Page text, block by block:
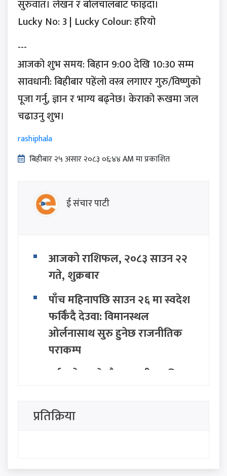
सुरुवात। लेखन र बोलचालबाट फाइदा।
Lucky No: 3 | Lucky Colour: हरियो
---
आजको शुभ समय: बिहान 9:00 देखि 10:30 सम्म
सावधानी: बिहीबार पहेंलो वस्त्र लगाएर गुरु/विष्णुको
पूजा गर्नु, ज्ञान र भाग्य बढ्नेछ। केराको रूखमा जल
चढाउनु शुभ।
rashiphala
बिहीबार २५ असार २०८३ ०६:४४ AM मा प्रकाशित
ई संचार पाटी
आजको राशिफल, २०८३ साउन २२
गते, शुक्रबार
पाँच महिनापछि साउन २६ मा स्वदेश
फर्किँदै देउवा: विमानस्थल
ओर्लनासाथ सुरु हुनेछ राजनीतिक
पराकम्प
पर्वतारोहण क्षेत्रकै अपूरणीय क्षति:
गुरुङको शव काठमाडौँमा,
निम्सदाइको अन्योल कायमै
मृत्यु, १० जना घाइते
प्रतिक्रिया